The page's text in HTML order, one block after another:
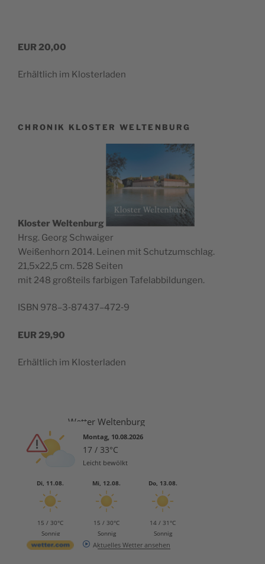
EUR 20,00
Erhält­lich im Klosterladen
CHRONIK KLOSTER WELTENBURG
Klos­ter Wel­ten­burg
Hrsg. Georg Schwaiger
Wei­ßen­horn 2014. Lei­nen mit Schutz­um­schlag.
21,5x22,5 cm. 528 Seiten
mit 248 groß­teils far­bi­gen Tafelabbildungen.
ISBN 978–3‑87437–472‑9
EUR 29,90
Erhält­lich im Klosterladen
Wetter Weltenburg
Montag, 10.08.2026
17 / 33°C
Leicht bewölkt
Di, 11.08.
15 / 30°C
Sonnig
Mi, 12.08.
15 / 30°C
Sonnig
Do, 13.08.
14 / 31°C
Sonnig
Aktuelles Wetter ansehen